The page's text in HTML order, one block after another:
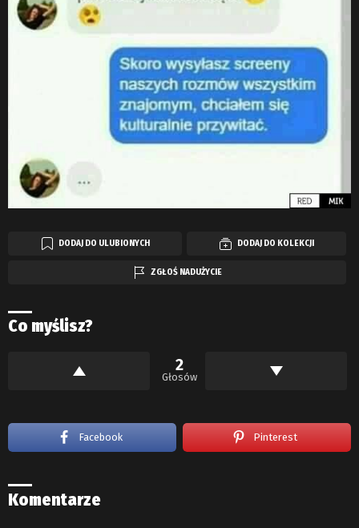
DODAJ DO ULUBIONYCH DODAJ DO KOLEKCJI
ZGŁOŚ NADUŻYCIE
Co myślisz?
2
Głosów
Facebook Pinterest
Komentarze